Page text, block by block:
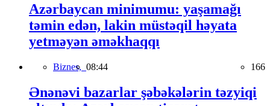
Azərbaycan minimumu: yaşamağı
təmin edən, lakin müstəqil həyata
yetməyən əməkhaqqı
Biznes, 08:44 166
Ənənəvi bazarlar şəbəkələrin təzyiqi